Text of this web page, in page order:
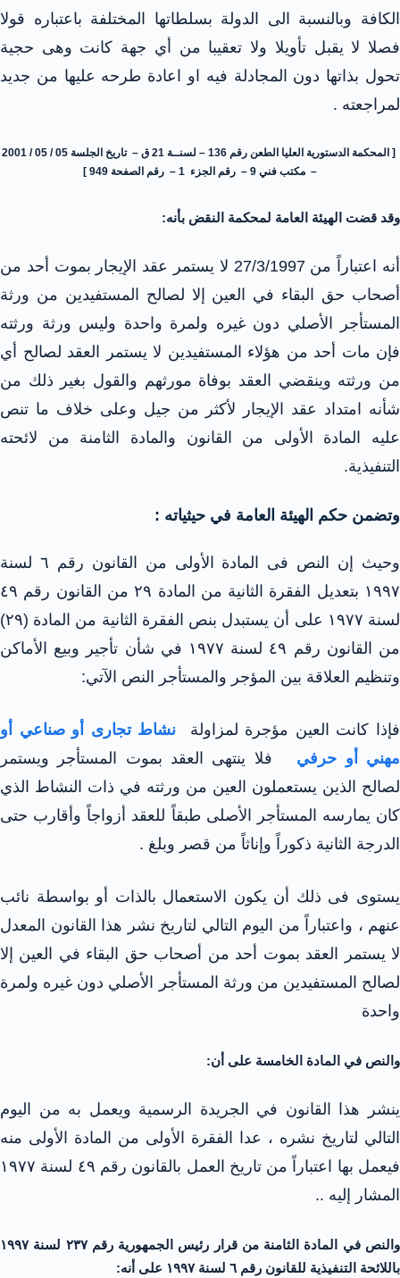
الكافة وبالنسبة الى الدولة بسلطاتها المختلفة باعتباره قولا
فصلا لا يقبل تأويلا ولا تعقيبا من أي جهة كانت وهى حجية
تحول بذاتها دون المجادلة فيه او اعادة طرحه عليها من جديد
لمراجعته .
[ المحكمة الدستورية العليا الطعن رقم 136 – لسنــة 21 ق – تاريخ الجلسة 05 / 05 / 2001
– مكتب فني 9 – رقم الجزء 1 – رقم الصفحة 949 ]
وقد قضت الهيئة العامة لمحكمة النقض بأنه:
أنه اعتباراً من 27/3/1997 لا يستمر عقد الإيجار بموت أحد من
أصحاب حق البقاء في العين إلا لصالح المستفيدين من ورثة
المستأجر الأصلي دون غيره ولمرة واحدة وليس ورثة ورثته
فإن مات أحد من هؤلاء المستفيدين لا يستمر العقد لصالح أي
من ورثته وينقضي العقد بوفاة مورثهم والقول بغير ذلك من
شأنه امتداد عقد الإيجار لأكثر من جيل وعلى خلاف ما تنص
عليه المادة الأولى من القانون والمادة الثامنة من لائحته
التنفيذية.
وتضمن حكم الهيئة العامة في حيثياته :
وحيث إن النص فى المادة الأولى من القانون رقم ٦ لسنة
۱۹۹۷ بتعديل الفقرة الثانية من المادة ٢٩ من القانون رقم ٤٩
لسنة ۱۹۷۷ على أن يستبدل بنص الفقرة الثانية من المادة (۲۹)
من القانون رقم ٤٩ لسنة ۱۹۷۷ في شأن تأجير وبيع الأماكن
وتنظيم العلاقة بين المؤجر والمستأجر النص الآتي:
فإذا كانت العين مؤجرة لمزاولة نشاط تجارى أو صناعي أو
مهني أو حرفي
فلا ينتهى العقد بموت المستأجر ويستمر
لصالح الذين يستعملون العين من ورثته في ذات النشاط الذي
كان يمارسه المستأجر الأصلى طبقاً للعقد أزواجاً وأقارب حتى
الدرجة الثانية ذكوراً وإناثاً من قصر وبلغ .
يستوى فى ذلك أن يكون الاستعمال بالذات أو بواسطة نائب
عنهم ، واعتباراً من اليوم التالي لتاريخ نشر هذا القانون المعدل
لا يستمر العقد بموت أحد من أصحاب حق البقاء في العين إلا
لصالح المستفيدين من ورثة المستأجر الأصلي دون غيره ولمرة
واحدة
والنص في المادة الخامسة على أن:
ينشر هذا القانون في الجريدة الرسمية ويعمل به من اليوم
التالي لتاريخ نشره ، عدا الفقرة الأولى من المادة الأولى منه
فيعمل بها اعتباراً من تاريخ العمل بالقانون رقم ٤٩ لسنة ۱۹۷۷
المشار إليه ..
والنص في المادة الثامنة من قرار رئيس الجمهورية رقم ٢٣٧ لسنة ۱۹۹۷
باللائحة التنفيذية للقانون رقم ٦ لسنة ۱۹۹۷ على أنه: